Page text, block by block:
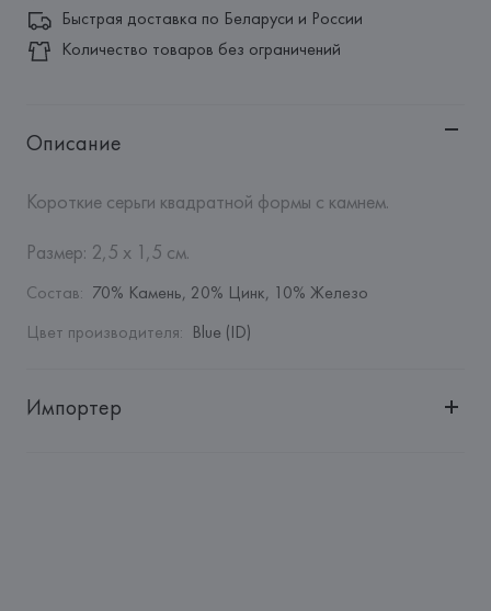
Быстрая доставка по Беларуси и России
Количество товаров без ограничений
Описание
Короткие серьги квадратной формы с камнем.
Размер: 2,5 x 1,5 см.
Состав: 70% Камень, 20% Цинк, 10% Железо
Цвет производителя: Blue (ID)
Импортер